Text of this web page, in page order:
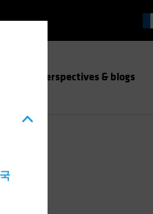
Perspectives & blogs